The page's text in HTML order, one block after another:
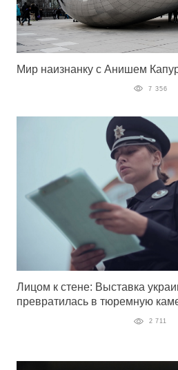
Мир наизнанку с Анишем
7 356
Лицом к стене: Выставка
превратилась в тюремную
2 711